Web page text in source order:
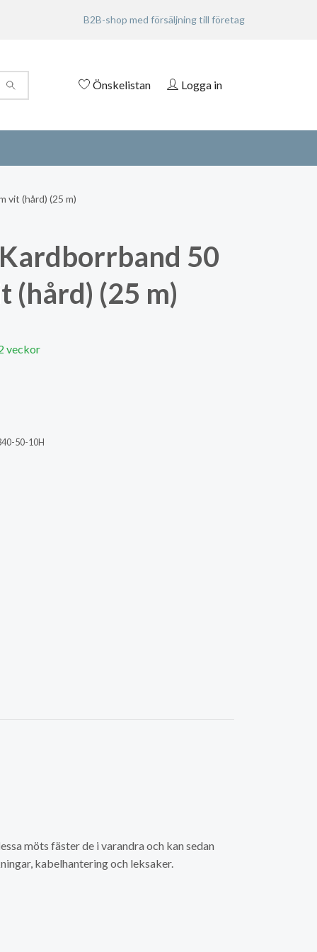
B2B-shop med försäljning till företag
Önskelistan Logga in
vit (hård) (25 m)
50
(hård) (25 m)
veckor
50-10H
möts fäster de i varandra och kan sedan
kabelhantering och leksaker.